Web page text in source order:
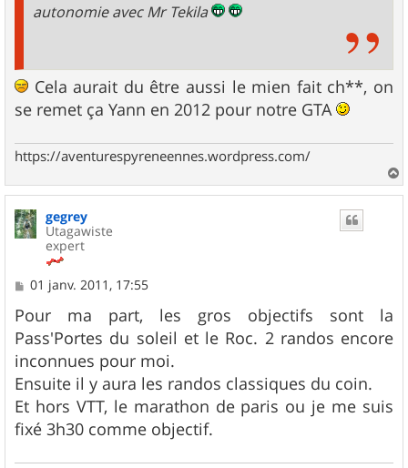
autonomie avec Mr Tekila
Cela aurait du être aussi le mien fait ch**, on
se remet ça Yann en 2012 pour notre GTA
https://aventurespyreneennes.wordpress.com/
a
gegrey
Utagawiste
expert
M
s
s
a
g
e
01 janv. 2011, 17:55
Pour ma part, les gros objectifs sont la
Pass'Portes du soleil et le Roc. 2 randos encore
inconnues pour moi.
Ensuite il y aura les randos classiques du coin.
Et hors VTT, le marathon de paris ou je me suis
fixé 3h30 comme objectif.